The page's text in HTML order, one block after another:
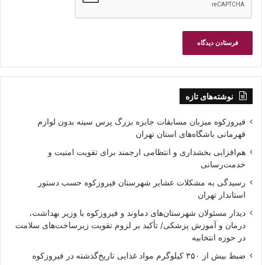
نوشته‌های تازه
فیروزکوه میزبان مسابقات جایزه بزرگ پرس سینه بدون لوازم
قهرمانی باشگاه‌های استان تهران
هم‌افزایی بخشداری و انتظامی ارجمند برای تقویت امنیت و
خدمت‌رسانی
رسیدگی به مشکلات عشایر شهرستان فیروزکوه حسب دستور
استاندار تهران
دیدار مسئولان شهرستان‌های دماوند و فیروزکوه با وزیر بهداشت،
درمان و آموزش پزشکی/ تأکید بر لزوم تقویت زیرساخت‌های سلامت
در حوزه انتخابیه
ضبط بیش از ۳۵۰ کیلوگرم مواد غذایی تاریخ‌گذشته در فیروزکوه